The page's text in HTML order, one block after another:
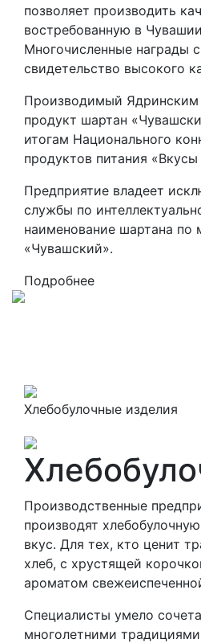
позволяет производить
востребованную в
Многочисленные награды
свидетельство высокого
Производимый
продукт шартан
итогам Национального
продуктов питания
Предприятие владеет
службы по
наименование шартана по
«Чувашский».
Подробнее
Хлебобулочные изделия
Производственные
производят
вкус. Для тех, кто ценит
хлеб, с хрустящей
ароматом
Специалисты умело
многолетними